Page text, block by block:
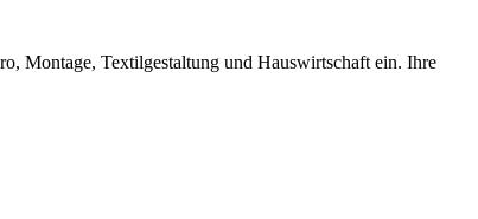
Montage, Textilgestaltung und Hauswirtschaft ein. Ihre